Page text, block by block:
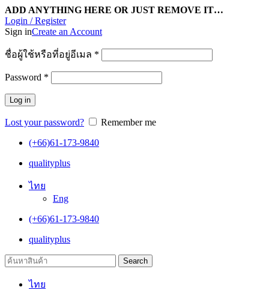
ADD ANYTHING HERE OR JUST REMOVE IT…
Login / Register
Sign inCreate an Account
ชื่อผู้ใช้หรือที่อยู่อีเมล *
Password *
Log in
Lost your password?
Remember me
(+66)61-173-9840
qualityplus
ไทย
Eng
(+66)61-173-9840
qualityplus
Search
ไทย